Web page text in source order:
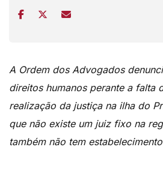
A Ordem dos Advogados
direitos humanos perante a falta
realização da justiça na ilha do
que não existe um juiz fixo na
também não tem